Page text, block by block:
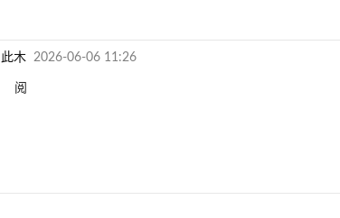
此木 2026-06-06 11:26
阅